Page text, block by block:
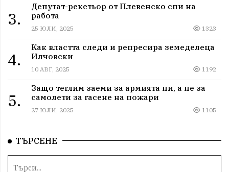
3.
Депутат-рекетьор от Плевенско спи на
работа
25 ЮЛИ, 2025 1323
4.
Как властта следи и репресира земеделеца
Илчовски
10 АВГ, 2025 1192
5.
Защо теглим заеми за армията ни, а не за
самолети за гасене на пожари
27 ЮЛИ, 2025 1105
ТЪРСЕНЕ